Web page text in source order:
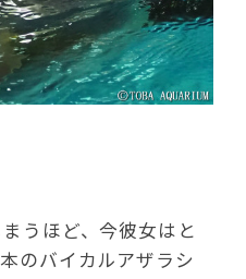
うほど、今彼女はと
のバイカルアザラシ